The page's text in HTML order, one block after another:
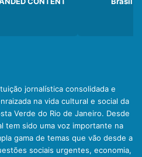
jornalística consolidada e
na vida cultural e social da
Verde do Rio de Janeiro. Desde
tem sido uma voz importante na
gama de temas que vão desde a
sociais urgentes, economia,